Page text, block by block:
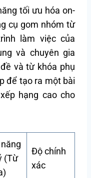
tối ưu hóa on-
cụ gom nhóm từ
làm việc của
và chuyên gia
và từ khóa phụ
để tạo ra một bài
hạng cao cho
(Từ
Độ chính
xác